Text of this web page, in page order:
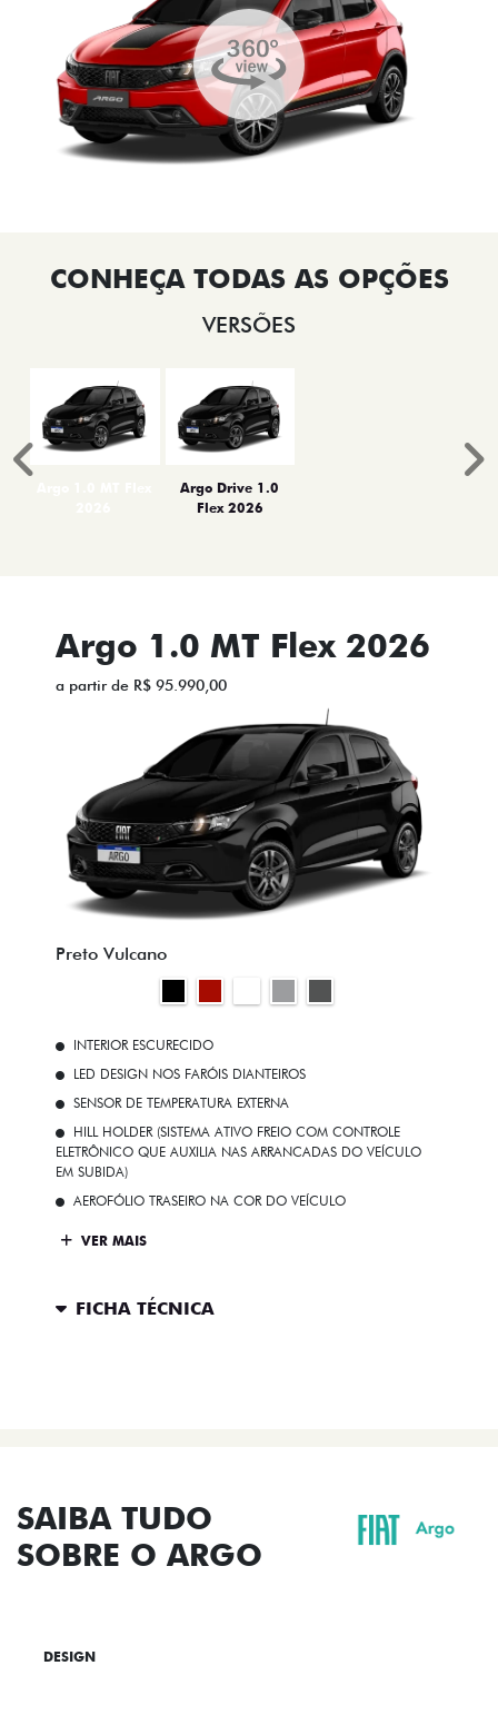
VERSÕES
Argo Drive 1.0
Flex 2026
Anterior
Argo 1.0 MT Flex 2026
a partir de R$ 95.990,00
Preto Vulcano
INTERIOR ESCURECIDO
LED DESIGN NOS FARÓIS DIANTEIROS
SENSOR DE TEMPERATURA EXTERNA
HILL HOLDER (SISTEMA ATIVO FREIO COM CONTROLE
ELETRÔNICO QUE AUXILIA NAS ARRANCADAS DO VEÍCULO
EM SUBIDA)
AEROFÓLIO TRASEIRO NA COR DO VEÍCULO
VER MAIS
FICHA TÉCNICA
SAIBA TUDO
SOBRE O ARGO
DESIGN